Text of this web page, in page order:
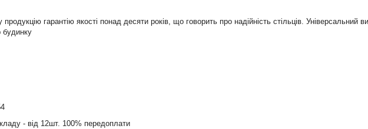
гарантію якості понад десяти років, що говорить про надійність стільців.
будинку
- від 12шт. 100% передоплати